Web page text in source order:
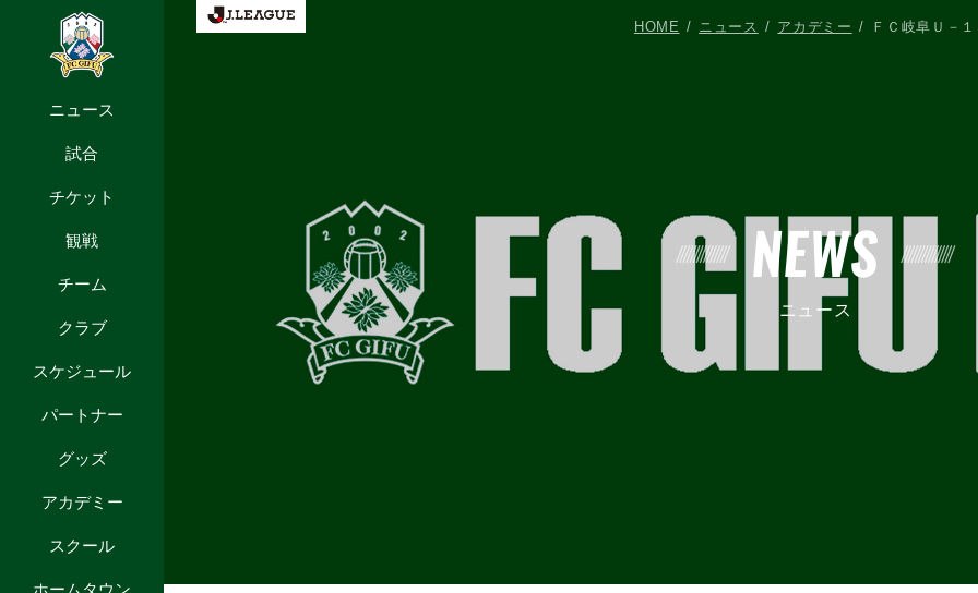
ニュース
試合
チケット
観戦
チーム
クラブ
スケジュール
パートナー
グッズ
アカデミー
スクール
ホームタウン
NEWS
ニュース
HOME ニュース アカデミー ＦＣ岐阜Ｕ－